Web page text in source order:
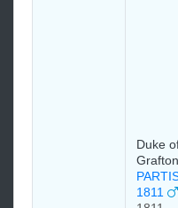
Duke
Grafton
1811